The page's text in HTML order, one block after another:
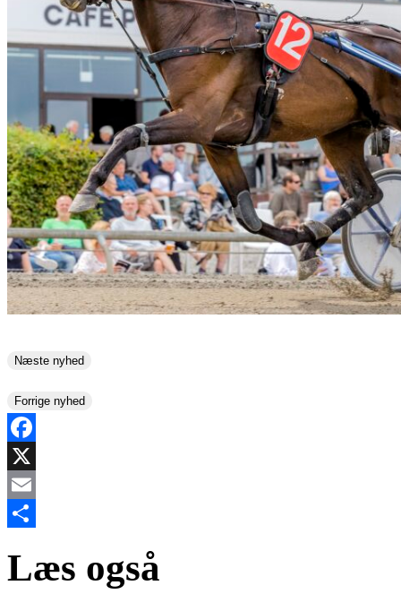
Næste nyhed
Forrige nyhed
Facebook
X
Email
Læs også